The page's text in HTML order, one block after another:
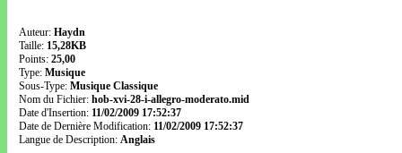
Auteur: Haydn
Taille: 15,28KB
Points: 25,00
Type: Musique
Sous-Type: Musique Classique
Nom du Fichier: hob-xvi-28-i-allegro-moderato.mid
Date d'Insertion: 11/02/2009 17:52:37
Date de Dernière Modification: 11/02/2009 17:52:37
Langue de Description: Anglais